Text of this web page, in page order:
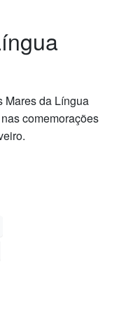
Mares da Língua
comemorações